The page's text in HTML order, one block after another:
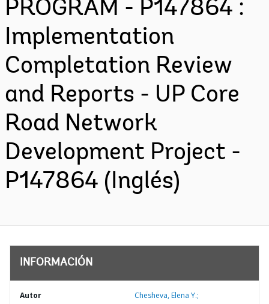
PROGRAM - P147864 :
Implementation
Completation Review
and Reports - UP Core
Road Network
Development Project -
P147864 (Inglés)
INFORMACIÓN
Autor Chesheva, Elena Y.;